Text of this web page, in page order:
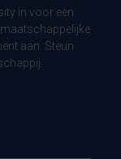
in voor een
aan. Steun